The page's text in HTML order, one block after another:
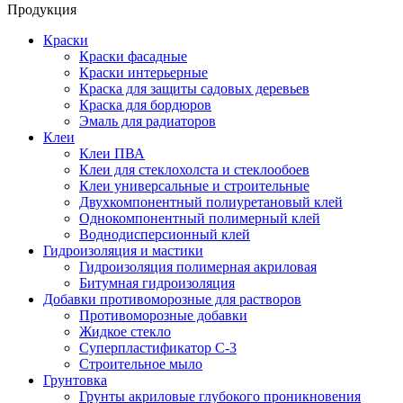
Продукция
Краски
Краски фасадные
Краски интерьерные
Краска для защиты садовых деревьев
⁠Краска для бордюров
Эмаль для радиаторов
Клеи
Клеи ПВА
Клеи для стеклохолста и стеклообоев
Клеи универсальные и строительные
Двухкомпонентный полиуретановый клей
Однокомпонентный полимерный клей
Воднодисперсионный клей
Гидроизоляция и мастики
Гидроизоляция полимерная акриловая
Битумная гидроизоляция
Добавки противоморозные для растворов
Противоморозные добавки
Жидкое стекло
Суперпластификатор С-3
Строительное мыло
Грунтовка
Грунты акриловые глубокого проникновения